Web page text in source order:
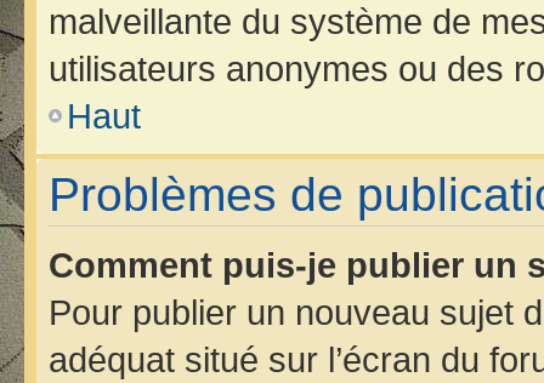
malveillante du système de
utilisateurs anonymes ou des
Haut
Problèmes de
Comment puis-je publier un
Pour publier un nouveau sujet
adéquat situé sur l’écran du